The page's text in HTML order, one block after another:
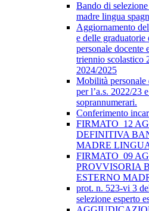
Bando di
madre lingua
Aggiornamento
e delle
personale docente
triennio scolastico
2024/2025
Mobilità personale
per l’a.s. 2022/23
soprannumerari.
Conferimento
FIRMATO_12
DEFINITIVA
MADRE
FIRMATO_09
PROVVISORIA
ESTERNO
prot. n. 523-vi 3
selezione esperto